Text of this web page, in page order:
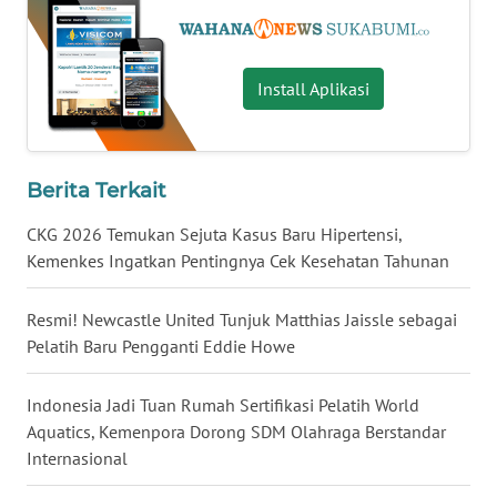
Install Aplikasi
Berita Terkait
CKG 2026 Temukan Sejuta Kasus Baru Hipertensi,
Kemenkes Ingatkan Pentingnya Cek Kesehatan Tahunan
Resmi! Newcastle United Tunjuk Matthias Jaissle sebagai
Pelatih Baru Pengganti Eddie Howe
Indonesia Jadi Tuan Rumah Sertifikasi Pelatih World
Aquatics, Kemenpora Dorong SDM Olahraga Berstandar
Internasional
WN
BALI
WN
KALBAR
WN
KALTENG
WN
WN
WN
KALTIM